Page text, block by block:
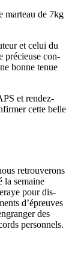
marteau de 7kg
et celui du
pré­cieuse con­
bonne tenue
et ren­dez-
cette belle
retrou­verons
la semaine
pour dis­
d’épreuves
des
per­son­nels.